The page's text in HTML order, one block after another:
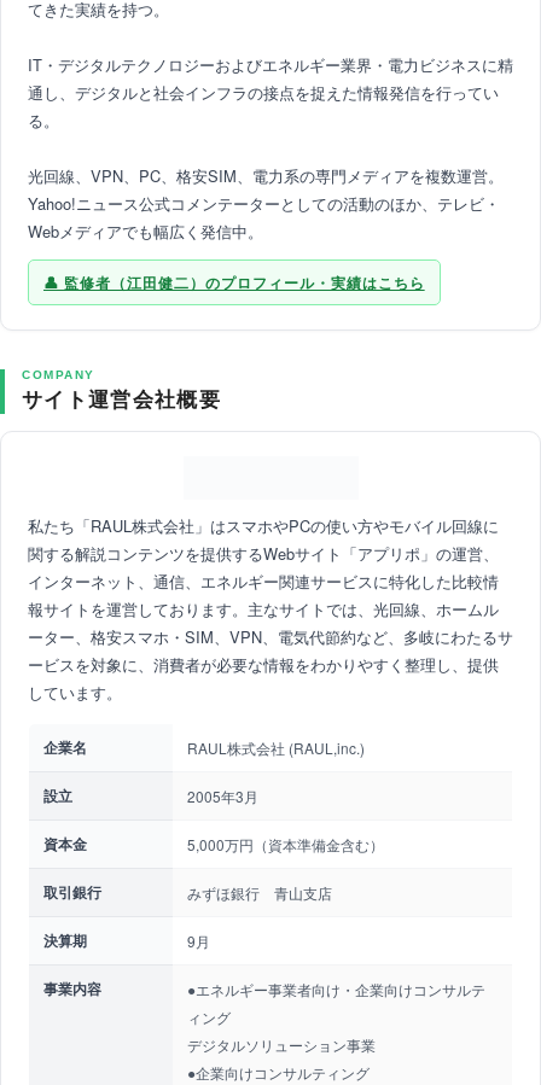
てきた実績を持つ。
IT・デジタルテクノロジーおよびエネルギー業界・電力ビジネスに精
通し、デジタルと社会インフラの接点を捉えた情報発信を行ってい
る。
光回線、VPN、PC、格安SIM、電力系の専門メディアを複数運営。
Yahoo!ニュース公式コメンテーターとしての活動のほか、テレビ・
Webメディアでも幅広く発信中。
監修者（江田健二）のプロフィール・実績はこちら
COMPANY
サイト運営会社概要
私たち「RAUL株式会社」はスマホやPCの使い方やモバイル回線に
関する解説コンテンツを提供するWebサイト「アプリポ」の運営、
インターネット、通信、エネルギー関連サービスに特化した比較情
報サイトを運営しております。主なサイトでは、光回線、ホームル
ーター、格安スマホ・SIM、VPN、電気代節約など、多岐にわたるサ
ービスを対象に、消費者が必要な情報をわかりやすく整理し、提供
しています。
企業名 RAUL株式会社 (RAUL,inc.)
設立 2005年3月
資本金 5,000万円（資本準備金含む）
取引銀行 みずほ銀行 青山支店
決算期 9月
事業内容
●エネルギー事業者向け・企業向けコンサルテ
ィング
デジタルソリューション事業
●企業向けコンサルティング